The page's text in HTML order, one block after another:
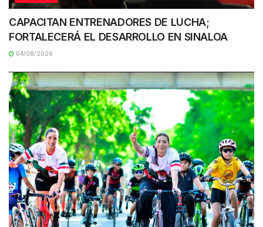
CAPACITAN ENTRENADORES DE LUCHA;
FORTALECERÁ EL DESARROLLO EN SINALOA
04/08/2026